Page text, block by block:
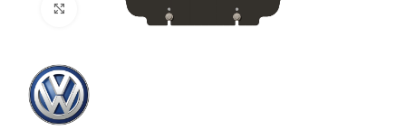
Faceți click pentru a mări